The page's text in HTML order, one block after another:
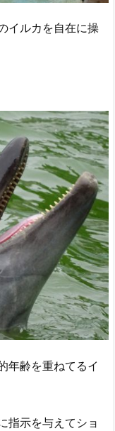
イルカを自在に操
年齢を重ねてるイ
指示を与えてショ